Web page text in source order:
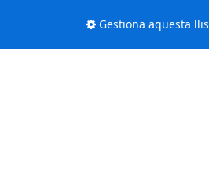
Gestiona aquesta